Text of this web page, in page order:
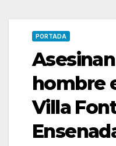
PORTADA
hombre
Villa